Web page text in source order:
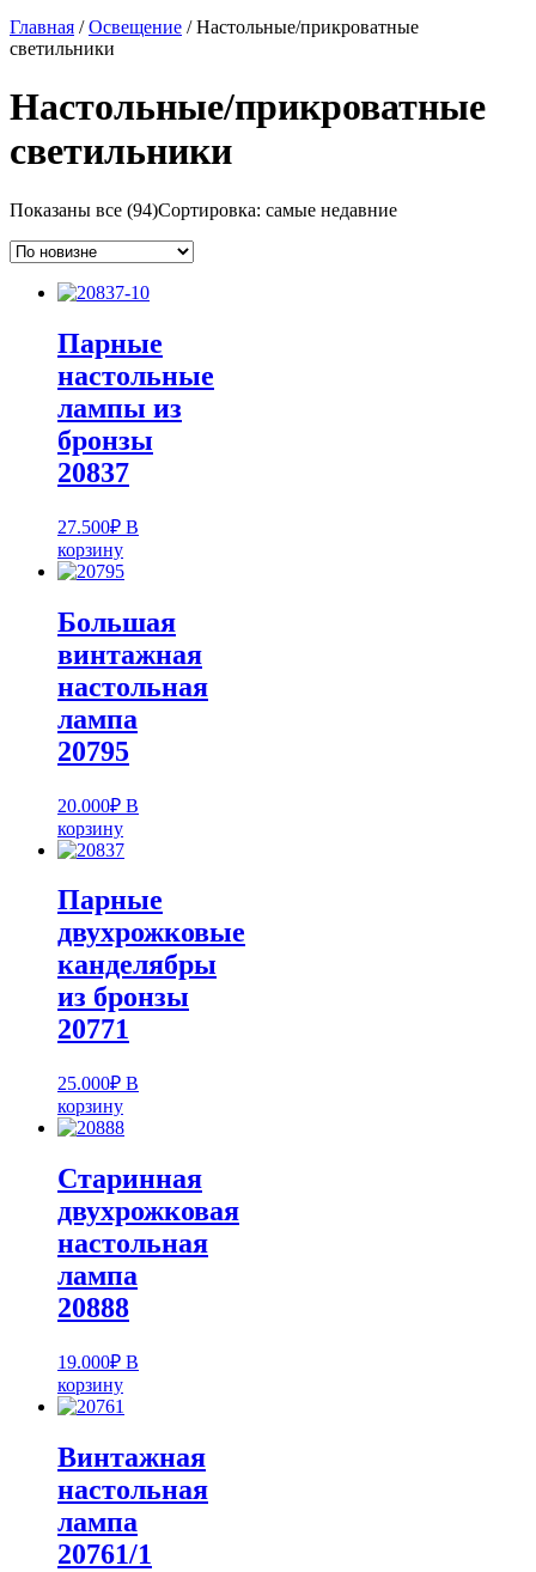
Главная /Освещение / Настольные/прикроватные
светильники
Настольные/прикроватные
светильники
Показаны все (94)Сортировка: самые недавние
Парные
настольные
лампы из
бронзы
20837
27.500₽ В
корзину
Большая
винтажная
настольная
лампа
20795
20.000₽ В
корзину
Парные
двухрожковые
канделябры
из бронзы
20771
25.000₽ В
корзину
Старинная
двухрожковая
настольная
лампа
20888
19.000₽ В
корзину
Винтажная
настольная
лампа
20761/1